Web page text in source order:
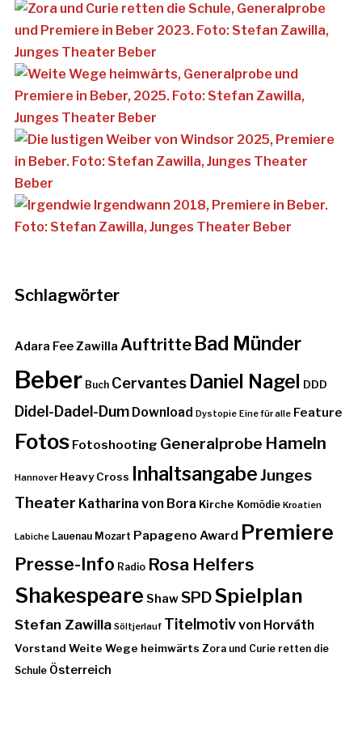
Schlagwörter
Adara Fee Zawilla Auftritte Bad Münder
Beber Buch Cervantes Daniel Nagel DDD
Didel-Dadel-Dum Download Dystopie Eine für alle Feature
Fotos Fotoshooting Generalprobe Hameln
Hannover Heavy Cross InhaltsangabeJunges
Theater Katharina von Bora Kirche Komödie Kroatien
Labiche Lauenau Mozart Papageno Award Premiere
Presse-Info Radio Rosa Helfers
Shakespeare ShawSPDSpielplan
Stefan Zawilla Söltjerlauf Titelmotivvon Horváth
Vorstand Weite Wege heimwärts Zora und Curie retten die
Schule Österreich